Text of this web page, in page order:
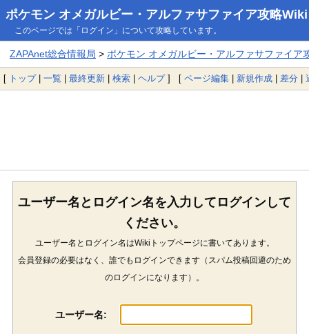
ポケモン オメガルビー・アルファサファイア攻略Wiki
このページでは「ログイン」について攻略しています。
ZAPAnet総合情報局 > ポケモン オメガルビー・アルファサファイア
[ トップ| 一覧 | 最終更新 | 検索 | ヘルプ] [ ページ編集 | 新規作成 | 差分 |
ユーザー名とログイン名を入力してログインして
ください。
ユーザー名とログイン名はWikiトップページに書いてあります。
会員登録の必要はなく、誰でもログインできます（スパム投稿回避のため
のログインになります）。
ユーザー名: